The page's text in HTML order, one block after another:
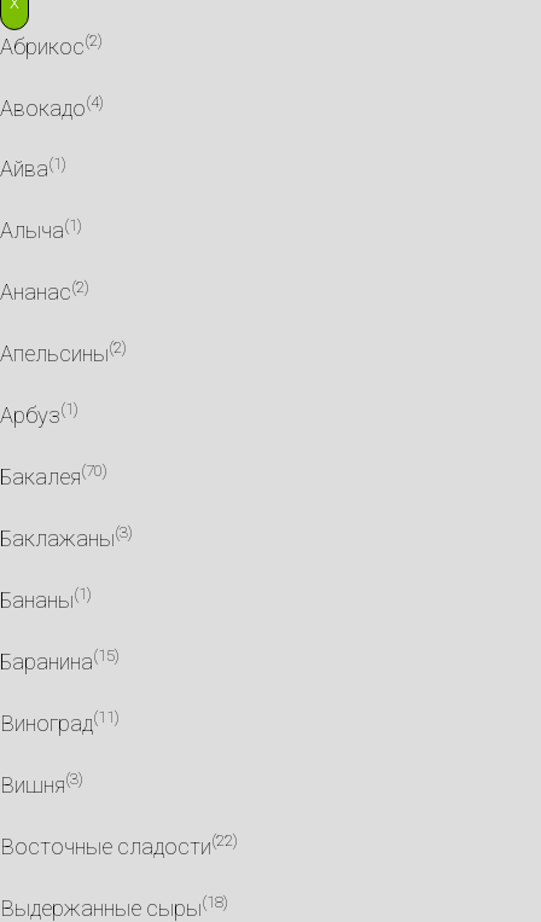
Абрикос(2)
Авокадо(4)
Айва(1)
Алыча(1)
Ананас(2)
Апельсины(2)
Арбуз(1)
Бакалея(70)
Баклажаны(3)
Бананы(1)
Баранина(15)
Виноград(11)
Вишня(3)
Восточные сладости(22)
Выдержанные сыры(18)